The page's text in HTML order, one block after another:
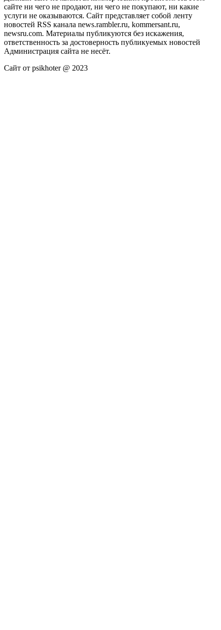
сайте ни чего не продают, ни чего не покупают, ни какие
услуги не оказываются. Сайт представляет собой ленту
новостей RSS канала news.rambler.ru, kommersant.ru,
newsru.com. Материалы публикуются без искажения,
ответственность за достоверность публикуемых новостей
Администрация сайта не несёт.
Сайт от psikhoter @ 2023